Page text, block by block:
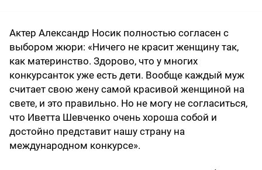
Актер Александр Носик полностью согласен с
выбором жюри: «Ничего не красит женщину так,
как материнство. Здорово, что у многих
конкурсанток уже есть дети. Вообще каждый муж
считает свою жену самой красивой женщиной на
свете, и это правильно. Но не могу не согласиться,
что Иветта Шевченко очень хороша собой и
достойно представит нашу страну на
международном конкурсе».